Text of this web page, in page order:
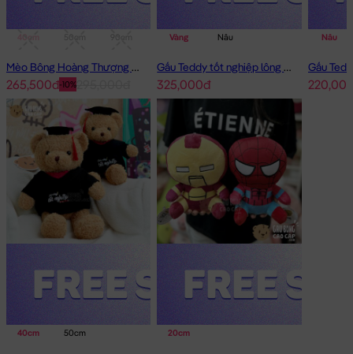
1m
Mèo Bông Hoàng Thượng Cosplay Panda
-10%
265,500đ
Vàng Nâu
Gấu Teddy tốt nghiệp lông xù 50cm
325,000đ
Nâu
40cm 50cm 20cm